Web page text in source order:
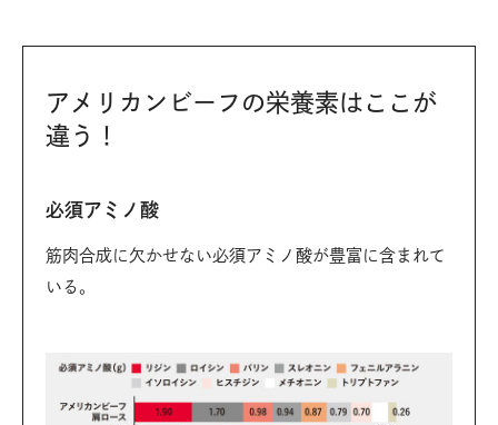
アメリカンビーフの栄養素はここが
違う！
必須アミノ酸
筋肉合成に欠かせない必須アミノ酸が豊富に含まれて
いる。